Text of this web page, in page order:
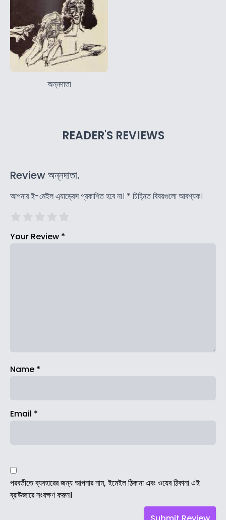
অন্নদাতা
READER'S REVIEWS
Review অন্নদাতা.
আপনার ই-মেইল এ্যাড্রেস প্রকাশিত হবে না। * চিহ্নিত বিষয়গুলো আবশ্যক।
Your Review *
Name *
Email *
পরবর্তীতে ব্যবহারের জন্য আপনার নাম, ইমেইল ঠিকানা এবং ওয়েব ঠিকানা এই
ব্রাউজারে সংরক্ষণ করুন।